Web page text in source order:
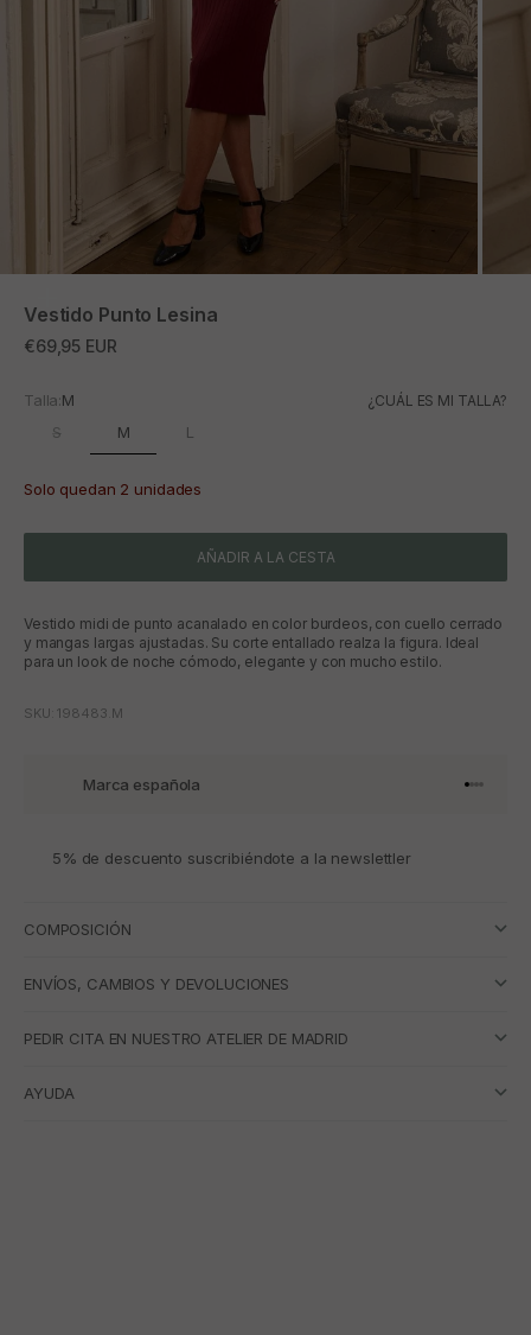
Vestido Punto Lesina
Precio de oferta
€69,95 EUR
Talla:M ¿CUÁL ES MI TALLA?
S M L
Solo quedan 2 unidades
AÑADIR A LA CESTA
Vestido midi de punto acanalado en color burdeos, con cuello cerrado
y mangas largas ajustadas. Su corte entallado realza la figura. Ideal
para un look de noche cómodo, elegante y con mucho estilo.
SKU: 198483.M
Marca española Ir al
Ir al
Ir al
Ir al
5% de descuento suscribiéndote a la newslettler
COMPOSICIÓN
ENVÍOS, CAMBIOS Y DEVOLUCIONES
PEDIR CITA EN NUESTRO ATELIER DE MADRID
AYUDA